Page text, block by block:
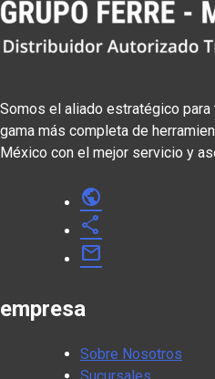
Somos el aliado estratégico
gama más completa de
México con el mejor servicio y
public
share
mail
empresa
Sobre Nosotros